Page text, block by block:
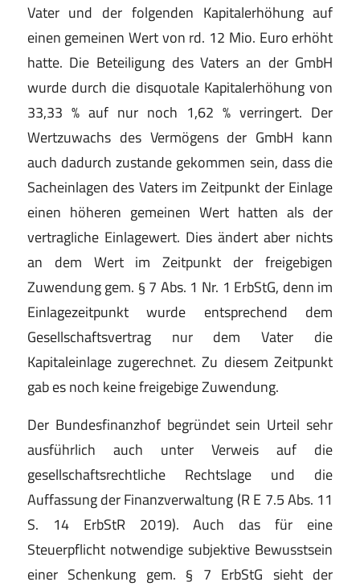
Vater und der folgenden Kapitalerhöhung auf
einen gemeinen Wert von rd. 12 Mio. Euro erhöht
hatte. Die Beteiligung des Vaters an der GmbH
wurde durch die disquotale Kapitalerhöhung von
33,33 % auf nur noch 1,62 % verringert. Der
Wertzuwachs des Vermögens der GmbH kann
auch dadurch zustande gekommen sein, dass die
Sacheinlagen des Vaters im Zeitpunkt der Einlage
einen höheren gemeinen Wert hatten als der
vertragliche Einlagewert. Dies ändert aber nichts
an dem Wert im Zeitpunkt der freigebigen
Zuwendung gem. § 7 Abs. 1 Nr. 1 ErbStG, denn im
Einlagezeitpunkt wurde entsprechend dem
Gesellschaftsvertrag nur dem Vater die
Kapitaleinlage zugerechnet. Zu diesem Zeitpunkt
gab es noch keine freigebige Zuwendung.
Der Bundesfinanzhof begründet sein Urteil sehr
ausführlich auch unter Verweis auf die
gesellschaftsrechtliche Rechtslage und die
Auffassung der Finanzverwaltung (R E 7.5 Abs. 11
S. 14 ErbStR 2019). Auch das für eine
Steuerpflicht notwendige subjektive Bewusstsein
einer Schenkung gem. § 7 ErbStG sieht der